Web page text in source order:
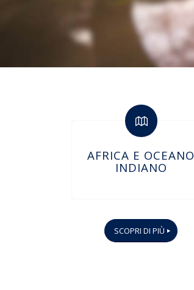
AFRICA E OCEANO
INDIANO
SCOPRI DI PIÙ